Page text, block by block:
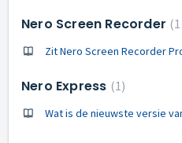
Nero Screen Recorder 1
Zit Nero Screen Recorder
Nero Express 1
Wat is de nieuwste versie